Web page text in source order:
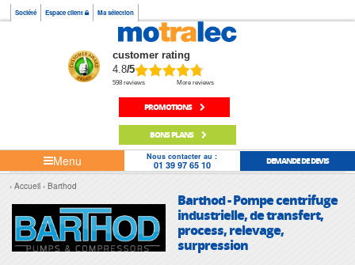
Société Espace client Ma sélection
customer rating
4.8/5
598 reviews More reviews
PROMOTIONS
BONS PLANS
Menu Nous contacter au :
01 39 97 65 10 DEMANDE DE DEVIS
Accueil Barthod
Barthod - Pompe centrifuge
industrielle, de transfert,
process, relevage,
surpression